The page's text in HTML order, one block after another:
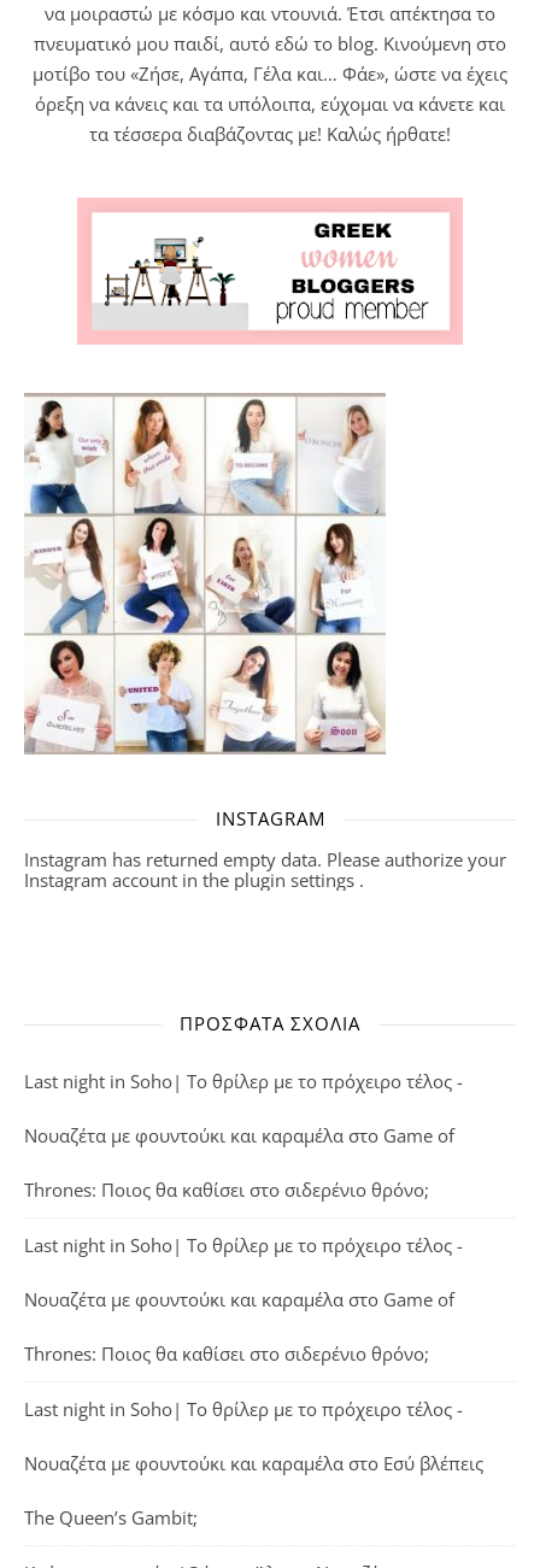
να μοιραστώ με κόσμο και ντουνιά. Έτσι απέκτησα το
πνευματικό μου παιδί, αυτό εδώ το blog. Κινούμενη στο
μοτίβο του «Ζήσε, Αγάπα, Γέλα και… Φάε», ώστε να έχεις
όρεξη να κάνεις και τα υπόλοιπα, εύχομαι να κάνετε και
τα τέσσερα διαβάζοντας με! Καλώς ήρθατε!
INSTAGRAM
Instagram has returned empty data. Please authorize your
Instagram account in the plugin settings .
ΠΡΌΣΦΑΤΑ ΣΧΌΛΙΑ
Last night in Soho| Το θρίλερ με το πρόχειρο τέλος -
Νουαζέτα με φουντούκι και καραμέλα στο Game of
Thrones: Ποιος θα καθίσει στο σιδερένιο θρόνο;
Last night in Soho| Το θρίλερ με το πρόχειρο τέλος -
Νουαζέτα με φουντούκι και καραμέλα στο Game of
Thrones: Ποιος θα καθίσει στο σιδερένιο θρόνο;
Last night in Soho| Το θρίλερ με το πρόχειρο τέλος -
Νουαζέτα με φουντούκι και καραμέλα στο Εσύ βλέπεις
The Queen’s Gambit;